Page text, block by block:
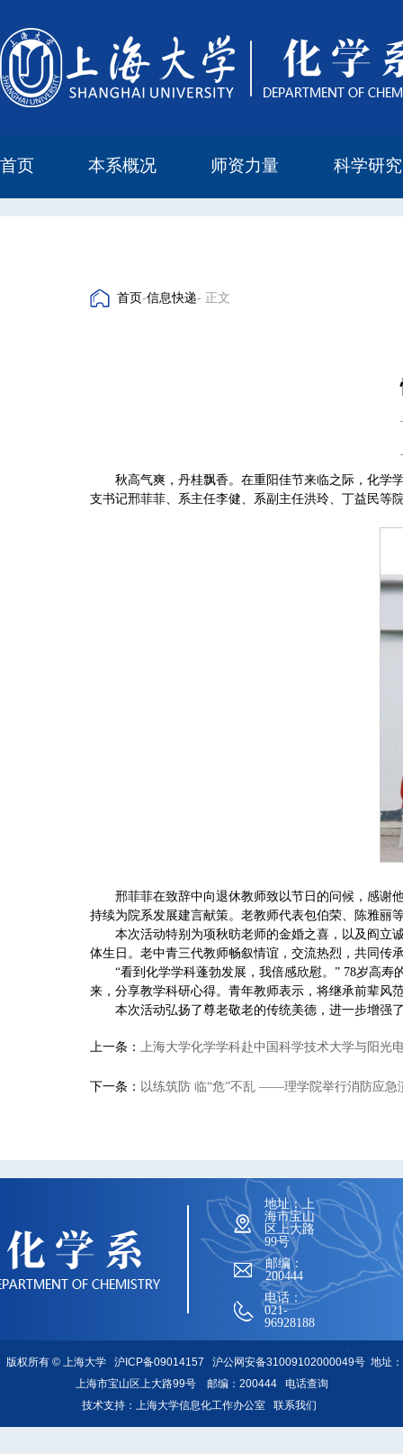
首页 本系概况 师资力量 科学研究
首页-信息快递- 正文
秋高气爽，丹桂飘香。在重阳佳节来临之际，化学
支书记邢菲菲、系主任李健、系副主任洪玲、丁益民等
邢菲菲在致辞中向退休教师致以节日的问候，感谢
持续为院系发展建言献策。老教师代表包伯荣、陈雅丽
本次活动特别为项秋昉老师的金婚之喜，以及阎立
体生日。老中青三代教师畅叙情谊，交流热烈，共同传
“看到化学学科蓬勃发展，我倍感欣慰。” 78岁高
来，分享教学科研心得。青年教师表示，将继承前辈风
本次活动弘扬了尊老敬老的传统美德，进一步增强
上一条： 上海大学化学学科赴中国科学技术大学与阳光
下一条： 以练筑防 临“危”不乱 ——理学院举行消防应急
地址：上
海市宝山
区上大路
99号
邮编：
200444
电话：
021-
96928188
版权所有 ©上海大学 沪ICP备09014157 沪公网安备31009102000049号地址：
上海市宝山区上大路99号 邮编：200444 电话查询
技术支持： 上海大学信息化工作办公室 联系我们